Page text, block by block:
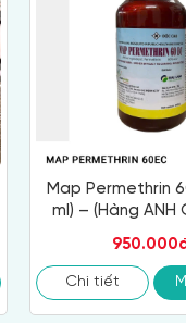
Map Permethrin
ml) – (Hàng ANH
Chi tiết